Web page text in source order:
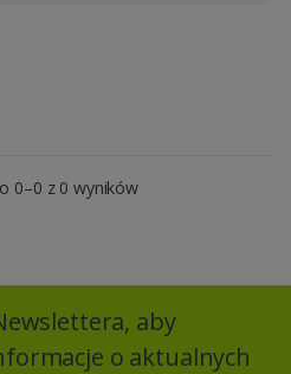
0–0 z 0 wyników
aby
o aktualnych